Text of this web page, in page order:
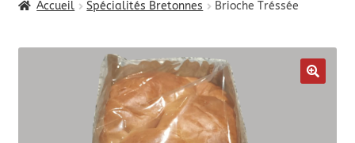
Accueil Spécialités Bretonnes Brioche Tréssée